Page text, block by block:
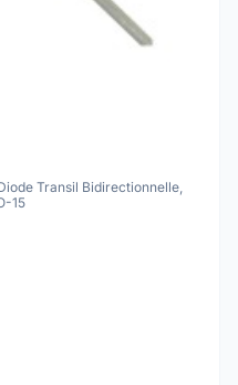
Transil Bidirectionnelle,
15